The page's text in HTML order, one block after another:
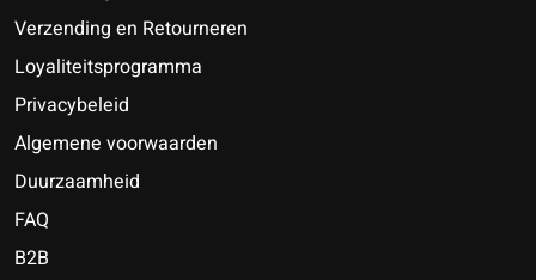
Verzending en Retourneren
Loyaliteitsprogramma
Privacybeleid
Algemene voorwaarden
Duurzaamheid
FAQ
B2B